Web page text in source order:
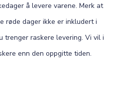
å levere varene. Merk at
røde dager ikke er inkludert i
trenger raskere levering. Vi vil i
enn den oppgitte tiden.